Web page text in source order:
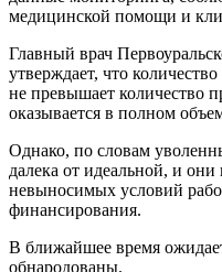
медицинской помощи и
Главный врач
утверждает, что
не превышает количество
оказывается в полном
Однако, по словам
далека от идеальной, и
невыносимых условий
финансирования.
В ближайшее время
обнародованы.